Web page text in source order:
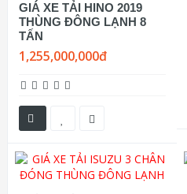
GIÁ XE TẢI HINO 2019
THÙNG ĐÔNG LẠNH 8
TẤN
1,255,000,000đ